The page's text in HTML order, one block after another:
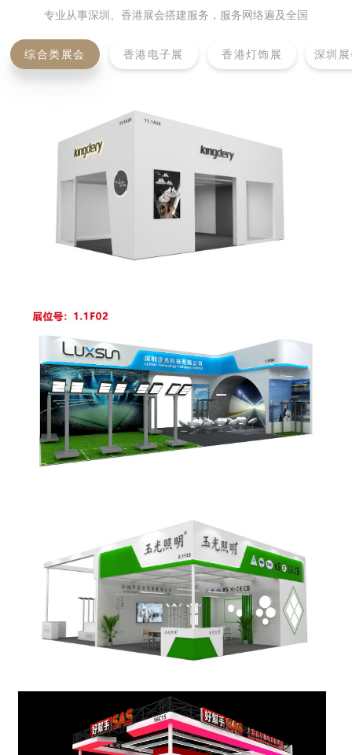
专业从事深圳、香港展会搭建服务，服务网络遍及全国
综合类展会 香港电子展 香港灯饰展 深圳